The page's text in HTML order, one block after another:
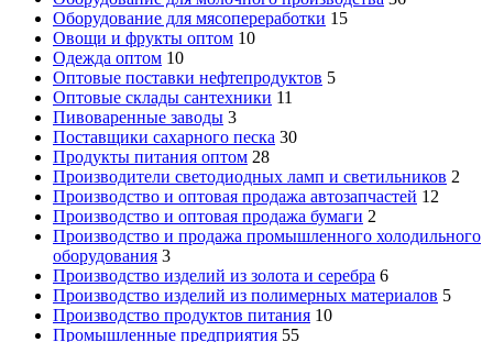
Оборудование для мясопереработки 15
Овощи и фрукты оптом 10
Одежда оптом 10
Оптовые поставки нефтепродуктов 5
Оптовые склады сантехники 11
Пивоваренные заводы 3
Поставщики сахарного песка 30
Продукты питания оптом 28
Производители светодиодных ламп и светильников 2
Производство и оптовая продажа автозапчастей 12
Производство и оптовая продажа бумаги 2
Производство и продажа промышленного холодильного
оборудования 3
Производство изделий из золота и серебра 6
Производство изделий из полимерных материалов 5
Производство продуктов питания 10
Промышленные предприятия 55